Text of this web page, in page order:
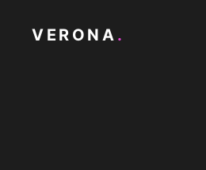
VERONA .